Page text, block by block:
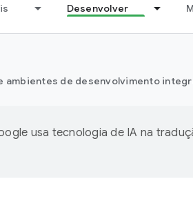
Desenvolver
ambientes de desenvolvimento
usa tecnologia de IA na